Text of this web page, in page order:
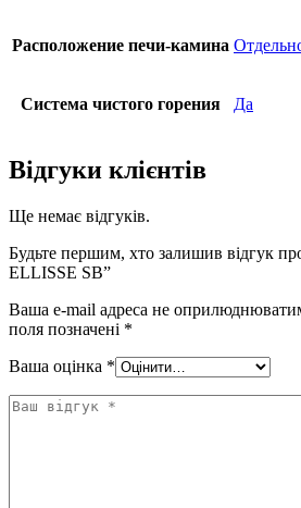
Расположение печи-камина
Система чистого горения Да
Відгуки клієнтів
Ще немає відгуків.
Будьте першим, хто залишив відгук
ELLISSE SB”
Ваша e-mail адреса не
поля позначені *
Ваша оцінка *